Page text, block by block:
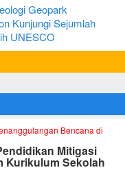
Geopark
Kunjungi Sejumlah
UNESCO
Bencana di
Mitigasi
Kurikulum Sekolah